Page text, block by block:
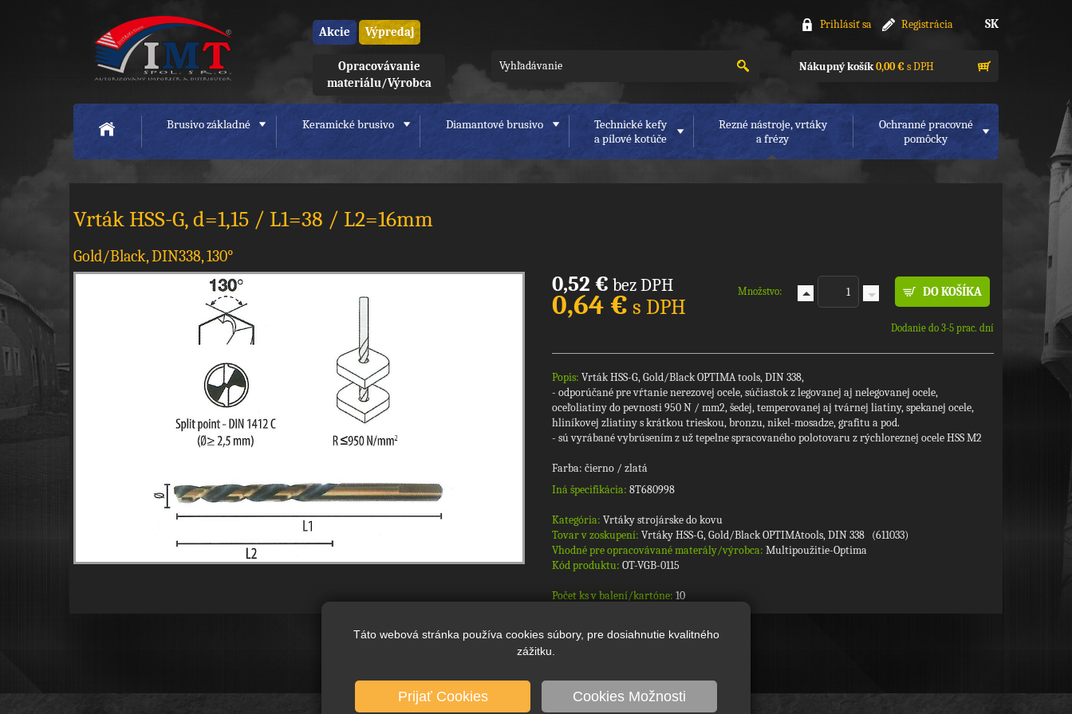
Táto webová stránka používa cookies súbory, pre dosiahnutie kvalitného
zážitku.
Prijať Cookies Cookies Možnosti
Akcie Výpredaj
Prihlásiť sa Registrácia SK
Opracovávanie
materiálu/Výrobca
Nákupný košík0,00 €s DPH
Brusivo základné Keramické brusivo Diamantové brusivo
Technické kefy
a pílové kotúče
Rezné nástroje, vrtáky
a frézy
Ochranné pracovné
pomôcky
Vrták HSS-G, d=1,15 / L1=38 / L2=16mm
Gold/Black, DIN338, 130°
0,52 € bez DPH
0,64 € s DPH
Množstvo:
Dodanie do 3-5 prac. dní
Popis: Vrták HSS-G, Gold/Black OPTIMA tools, DIN 338,
- odporúčané pre vŕtanie nerezovej ocele, súčiastok z legovanej aj nelegovanej ocele,
oceľoliatiny do pevnosti 950 N / mm2, šedej, temperovanej aj tvárnej liatiny, spekanej ocele,
hliníkovej zliatiny s krátkou trieskou, bronzu, nikel-mosadze, grafitu a pod.
- sú vyrábané vybrúsením z už tepelne spracovaného polotovaru z rýchloreznej ocele HSS M2
Farba: čierno / zlatá
Iná špecifikácia: 8T680998
Kategória: Vrtáky strojárske do kovu
Tovar v zoskupení: Vrtáky HSS-G, Gold/Black OPTIMAtools, DIN 338 (611033)
Vhodné pre opracovávané materály/výrobca: Multipoužitie-Optima
Kód produktu: OT-VGB-0115
Počet ks v balení/kartóne: 10